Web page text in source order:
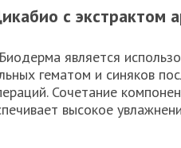
с экстрактом
является
гематом и синяков
Сочетание
высокое